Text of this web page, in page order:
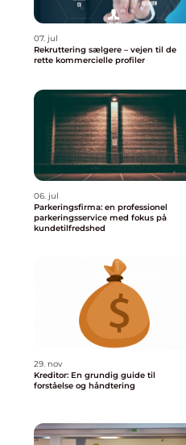
07. jul
Rekruttering sælgere – vejen til de
rette kommercielle profiler
06. jul
Parkeringsfirma: en professionel
parkeringsservice med fokus på
kundetilfredshed
29. nov
Kreditor: En grundig guide til
forståelse og håndtering